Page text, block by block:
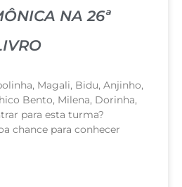
NA 26ª
Magali, Bidu, Anjinho,
Bento, Milena, Dorinha,
para esta turma?
chance para conhecer